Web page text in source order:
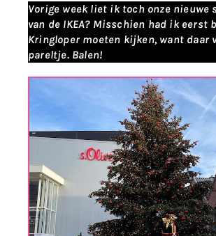
Vorige week liet ik toch onze nieuwe
van de IKEA? Misschien had ik eerst
Kringloper moeten kijken, want daar
pareltje. Balen!